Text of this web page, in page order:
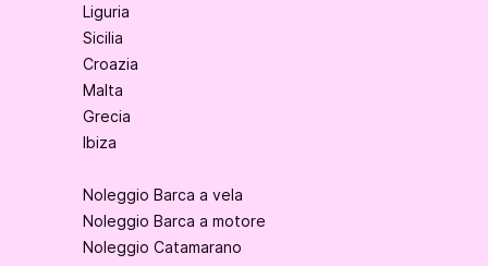
Liguria
Sicilia
Croazia
Malta
Grecia
Ibiza
Noleggio Barca a vela
Noleggio Barca a motore
Noleggio Catamarano